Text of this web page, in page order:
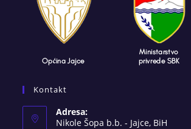
Kontakt
Adresa:
Nikole Šopa b.b. - Jajce, BiH